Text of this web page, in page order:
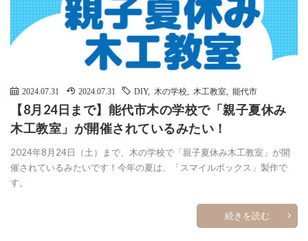
2024.07.31 2024.07.31 DIY, 木の学校 木工教室 能代市
【8月24日まで】能代市木の学校で「親子夏休み
木工教室」が開催されているみたい！
2024年8月24日（土）まで、木の学校で「親子夏休み木工教室」が開
催されているみたいです！今年の夏は、「スマイルボックス」製作で
す。
続きを読む